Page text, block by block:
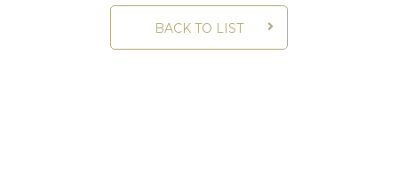
BACK TO LIST